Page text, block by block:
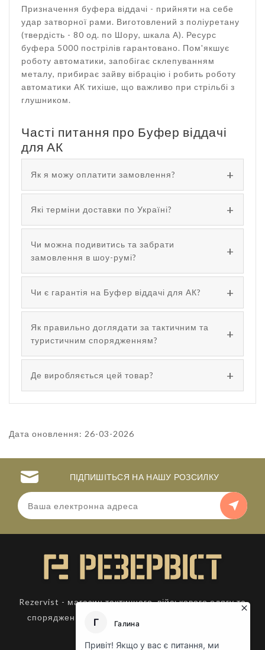
Призначення буфера віддачі - прийняти на себе
удар затворної рами. Виготовлений з поліуретану
(твердість - 80 од. по Шору, шкала А). Ресурс
буфера 5000 пострілів гарантовано. Пом'якшує
роботу автоматики, запобігає склепуванням
металу, прибирає зайву вібрацію і робить роботу
автоматики АК тихіше, що важливо при стрільбі з
глушником.
Часті питання про Буфер віддачі
для АК
Як я можу оплатити замовлення?
Які терміни доставки по Україні?
Чи можна подивитись та забрати
замовлення в шоу-румі?
Чи є гарантія на Буфер віддачі для АК?
Як правильно доглядати за тактичним та
туристичним спорядженням?
Де виробляється цей товар?
Дата оновлення: 26-03-2026
ПІДПИШІТЬСЯ НА НАШУ РОЗСИЛКУ
Rezervist - магазин тактичного, військового одягу та
спорядження. Товари для активного відпочинку.